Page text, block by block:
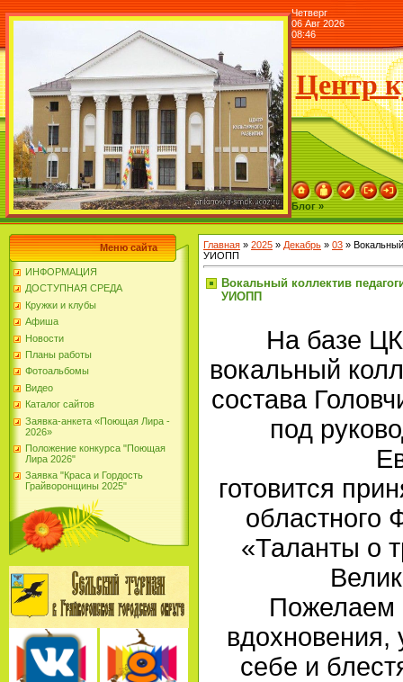
Четверг
06 Авг 2026
08:46
Центр
Блог »
Меню сайта
ИНФОРМАЦИЯ
ДОСТУПНАЯ СРЕДА
Кружки и клубы
Афиша
Новости
Планы работы
Фотоальбомы
Видео
Каталог сайтов
Заявка-анкета «Поющая Лира -
2026»
Положение конкурса "Поющая
Лира 2026"
Заявка "Краса и Гордость
Грайворонщины 2025"
Главная » 2025 » Декабрь » 03 »
УИОПП
Вокальный коллектив
УИОПП
На базе
вокальный
состава
под
готовится
областного
«Таланты о
Пожелаем
вдохновения,
себе и